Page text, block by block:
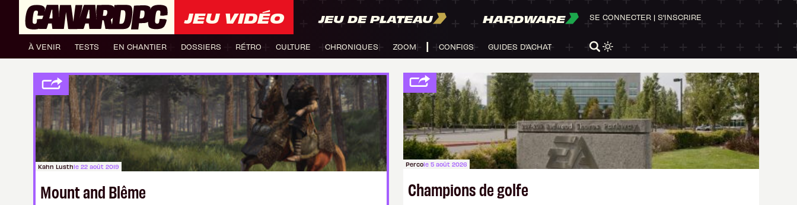
JEU VIDÉO JEU DE PLATEAU HARDWARE
À VENIR TESTS EN CHANTIER DOSSIERS RÉTRO CULTURE CHRONIQUES ZOOM CONFIGS GUIDES D'ACHAT
SE CONNECTER | S'INSCRIRE
Kahn Lusthle 22 août 2019
Mount and Blême
Percole 5 août 2026
Champions de golfe